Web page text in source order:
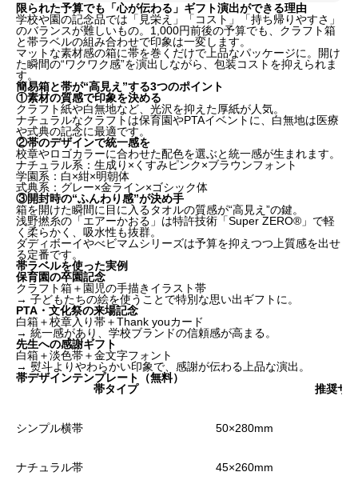
限られた予算でも「心が伝わる」ギフト演出ができる理由
学校や園の記念品では「見栄え」「コスト」「持ち帰りやすさ」
のバランスが難しいもの。1,000円前後の予算でも、クラフト箱
と帯ラベルの組み合わせで印象は一変します。
マットな素材感の箱に帯を巻くだけで上品なパッケージに。開け
た瞬間の“ワクワク感”を演出しながら、包装コストを抑えられま
す。
簡易箱と帯が“高見え”する3つのポイント
①素材の質感で印象を決める
クラフト紙や白無地など、光沢を抑えた厚紙が人気。
ナチュラルなクラフトは保育園やPTAイベントに、白無地は医療
や式典の記念に最適です。
②帯のデザインで統一感を
校章やロゴカラーに合わせた配色を選ぶと統一感が生まれます。
ナチュラル系：生成り×くすみピンク×ブラウンフォント
学園系：白×紺×明朝体
式典系：グレー×金ライン×ゴシック体
③開封時の“ふんわり感”が決め手
箱を開けた瞬間に目に入るタオルの質感が“高見え”の鍵。
浅野撚糸の「エアーかおる」は特許技術「Super ZERO®」で軽
く柔らかく、吸水性も抜群。
ダディボーイやべビマムシリーズは予算を抑えつつ上質感を出せ
る定番です。
帯ラベルを使った実例
保育園の卒園記念
クラフト箱＋園児の手描きイラスト帯
→ 子どもたちの絵を使うことで特別な思い出ギフトに。
PTA・文化祭の来場記念
白箱＋校章入り帯＋Thank youカード
→ 統一感があり、学校ブランドの信頼感が高まる。
先生への感謝ギフト
白箱＋淡色帯＋金文字フォント
→ 熨斗よりやわらかい印象で、感謝が伝わる上品な演出。
帯デザインテンプレート（無料）
帯タイプ
推奨サ
シンプル横帯 50×280mm
ナチュラル帯 45×260mm
限られた予算でも「心が伝わる」ギフト演出ができる